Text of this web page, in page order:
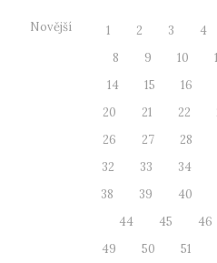
Novější 1 2 3 4
8
9 10
14
15 16
20
21 22
26
27 28
32
33 34
38
39 40
44
45 46
49
50 51